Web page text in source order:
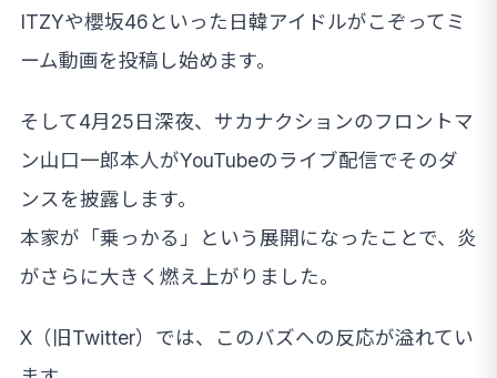
ITZYや櫻坂46といった日韓アイドルがこぞってミ
ーム動画を投稿し始めます。
そして4月25日深夜、サカナクションのフロントマ
ン山口一郎本人がYouTubeのライブ配信でそのダ
ンスを披露します。
本家が「乗っかる」という展開になったことで、炎
がさらに大きく燃え上がりました。
X（旧Twitter）では、このバズへの反応が溢れてい